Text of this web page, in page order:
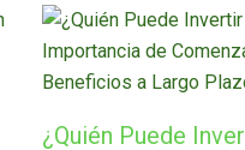
¿Quién Puede